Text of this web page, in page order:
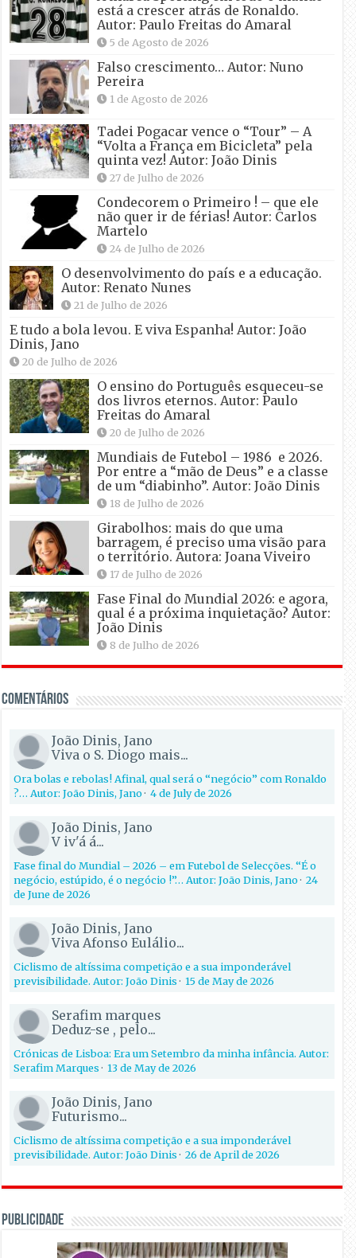
está a crescer atrás de Ronaldo.
Autor: Paulo Freitas do Amaral
5 de Agosto de 2026
Falso crescimento… Autor: Nuno
Pereira
1 de Agosto de 2026
Tadei Pogacar vence o “Tour” – A
“Volta a França em Bicicleta” pela
quinta vez! Autor: João Dinis
27 de Julho de 2026
Condecorem o Primeiro ! – que ele
não quer ir de férias! Autor: Carlos
Martelo
24 de Julho de 2026
O desenvolvimento do país e a educação.
Autor: Renato Nunes
21 de Julho de 2026
E tudo a bola levou. E viva Espanha! Autor: João
Dinis, Jano
20 de Julho de 2026
O ensino do Português esqueceu-se
dos livros eternos. Autor: Paulo
Freitas do Amaral
20 de Julho de 2026
Mundiais de Futebol – 1986 e 2026.
Por entre a “mão de Deus” e a classe
de um “diabinho”. Autor: João Dinis
18 de Julho de 2026
Girabolhos: mais do que uma
barragem, é preciso uma visão para
o território. Autora: Joana Viveiro
17 de Julho de 2026
Fase Final do Mundial 2026: e agora,
qual é a próxima inquietação? Autor:
João Dinis
8 de Julho de 2026
Comentários
João Dinis, Jano
Viva o S. Diogo mais...
Ora bolas e rebolas! Afinal, qual será o “negócio” com Ronaldo
?… Autor: João Dinis, Jano·4 de July de 2026
João Dinis, Jano
V iv'á á...
Fase final do Mundial – 2026 – em Futebol de Selecções. “É o
negócio, estúpido, é o negócio !”… Autor: João Dinis, Jano·24
de June de 2026
João Dinis, Jano
Viva Afonso Eulálio...
Ciclismo de altíssima competição e a sua imponderável
previsibilidade. Autor: João Dinis·15 de May de 2026
Serafim marques
Deduz-se , pelo...
Crónicas de Lisboa: Era um Setembro da minha infância. Autor:
Serafim Marques·13 de May de 2026
João Dinis, Jano
Futurismo...
Ciclismo de altíssima competição e a sua imponderável
previsibilidade. Autor: João Dinis·26 de April de 2026
PUBLICIDADE